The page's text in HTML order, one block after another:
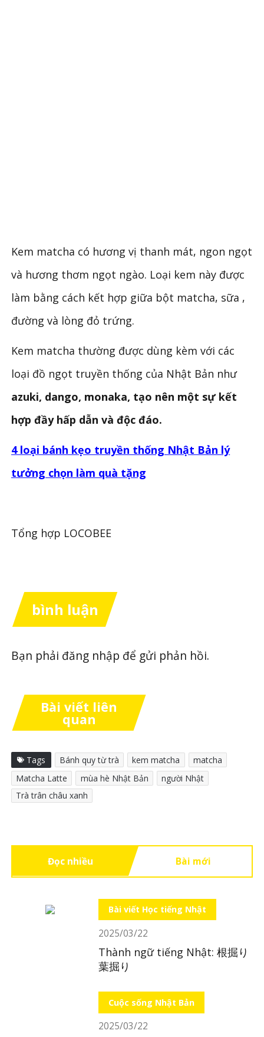
Kem matcha có hương vị thanh mát, ngon ngọt
và hương thơm ngọt ngào. Loại kem này được
làm bằng cách kết hợp giữa bột matcha, sữa ,
đường và lòng đỏ trứng.
Kem matcha thường được dùng kèm với các
loại đồ ngọt truyền thống của Nhật Bản như
azuki, dango, monaka, tạo nên một sự kết
hợp đầy hấp dẫn và độc đáo.
4 loại bánh kẹo truyền thống Nhật Bản lý
tưởng chọn làm quà tặng
Tổng hợp LOCOBEE
bình luận
Bạn phải đăng nhập để gửi phản hồi.
Bài viết liên
quan
Tags Bánh quy từ trà kem matcha
matcha
Matcha Latte
mùa hè Nhật Bản
người Nhật
Trà trân châu xanh
Đọc nhiều Bài mới
Bài viết Học tiếng Nhật
2025/03/22
Thành ngữ tiếng Nhật: 根掘り
葉掘り
Cuộc sống Nhật Bản
2025/03/22